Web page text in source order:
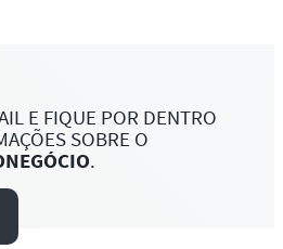
E FIQUE POR DENTRO
SOBRE O
.